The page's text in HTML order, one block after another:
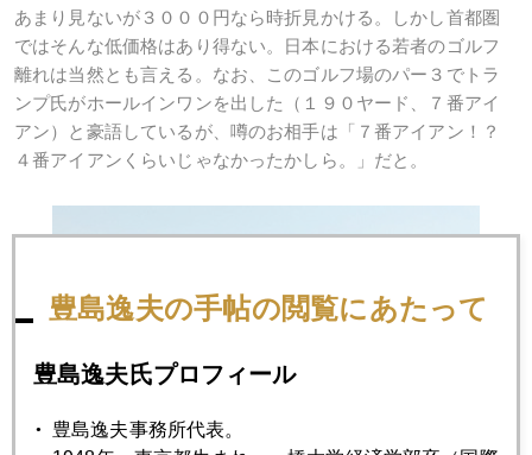
あまり見ないが３０００円なら時折見かける。しかし首都圏
ではそんな低価格はあり得ない。日本における若者のゴルフ
離れは当然とも言える。なお、このゴルフ場のパー３でトラ
ンプ氏がホールインワンを出した（１９０ヤード、７番アイ
アン）と豪語しているが、噂のお相手は「７番アイアン！？
４番アイアンくらいじゃなかったかしら。」だと。
豊島逸夫の手帖の閲覧にあたって
豊島逸夫氏プロフィール
豊島逸夫事務所代表。